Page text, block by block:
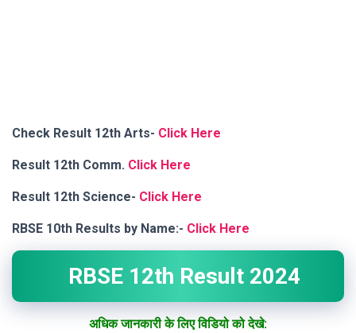
Check Result 12th Arts- Click Here
Result 12th Comm. Click Here
Result 12th Science- Click Here
RBSE 10th Results by Name:- Click Here
RBSE 12th Result 2024
अधिक जानकारी के लिए विडियो को देखे: